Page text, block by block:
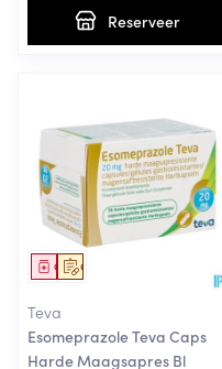
Reserveer
Op voorschrift
Geneesmiddel
Teva
Esomeprazole Teva Caps
Harde Maagsapres Bl